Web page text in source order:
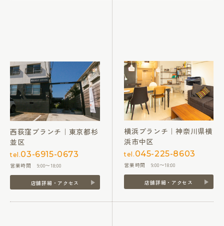
西荻窪ブランチ｜東京都杉
並区
tel.03-6915-0673
営業時間 9:00〜18:00
店舗詳細・アクセス
横浜ブランチ｜神奈川県横
浜市中区
tel. 045-225-8603
営業時間 9:00〜18:00
店舗詳細・アクセス